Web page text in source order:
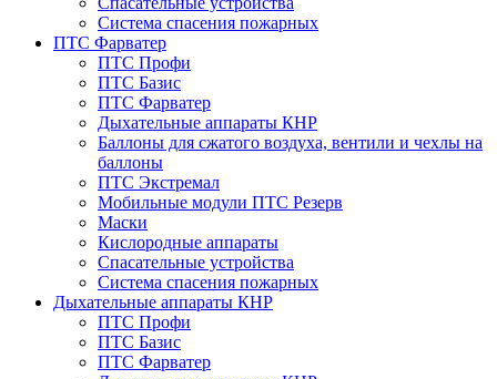
Система спасения пожарных
ПТС Фарватер
ПТС Профи
ПТС Базис
ПТС Фарватер
Дыхательные аппараты КНР
Баллоны для сжатого воздуха, вентили и чехлы на
баллоны
ПТС Экстремал
Мобильные модули ПТС Резерв
Маски
Кислородные аппараты
Спасательные устройства
Система спасения пожарных
Дыхательные аппараты КНР
ПТС Профи
ПТС Базис
ПТС Фарватер